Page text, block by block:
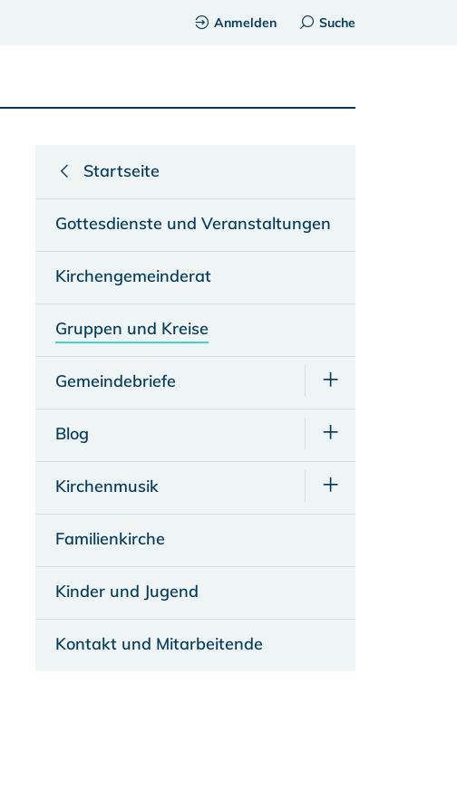
Anmelden Suche
Startseite
Gottesdienste und Veranstaltungen
Kirchengemeinderat
Gruppen und Kreise
Gemeindebriefe
Blog
Kirchenmusik
Familienkirche
Kinder und Jugend
Kontakt und Mitarbeitende